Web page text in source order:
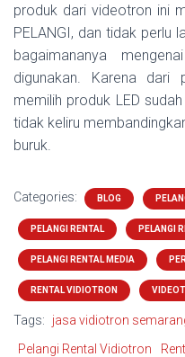
produk dari videotron ini
PELANGI, dan tidak perlu
bagaimananya
digunakan. Karena
memilih produk LED
tidak keliru
buruk.
Categories: BLOG
PELANGI RENTAL PELANGI
PELANGI RENTAL MEDIA
RENTAL VIDIOTRON
Tags: jasa vidiotron
Pelangi Rental Vidiotron